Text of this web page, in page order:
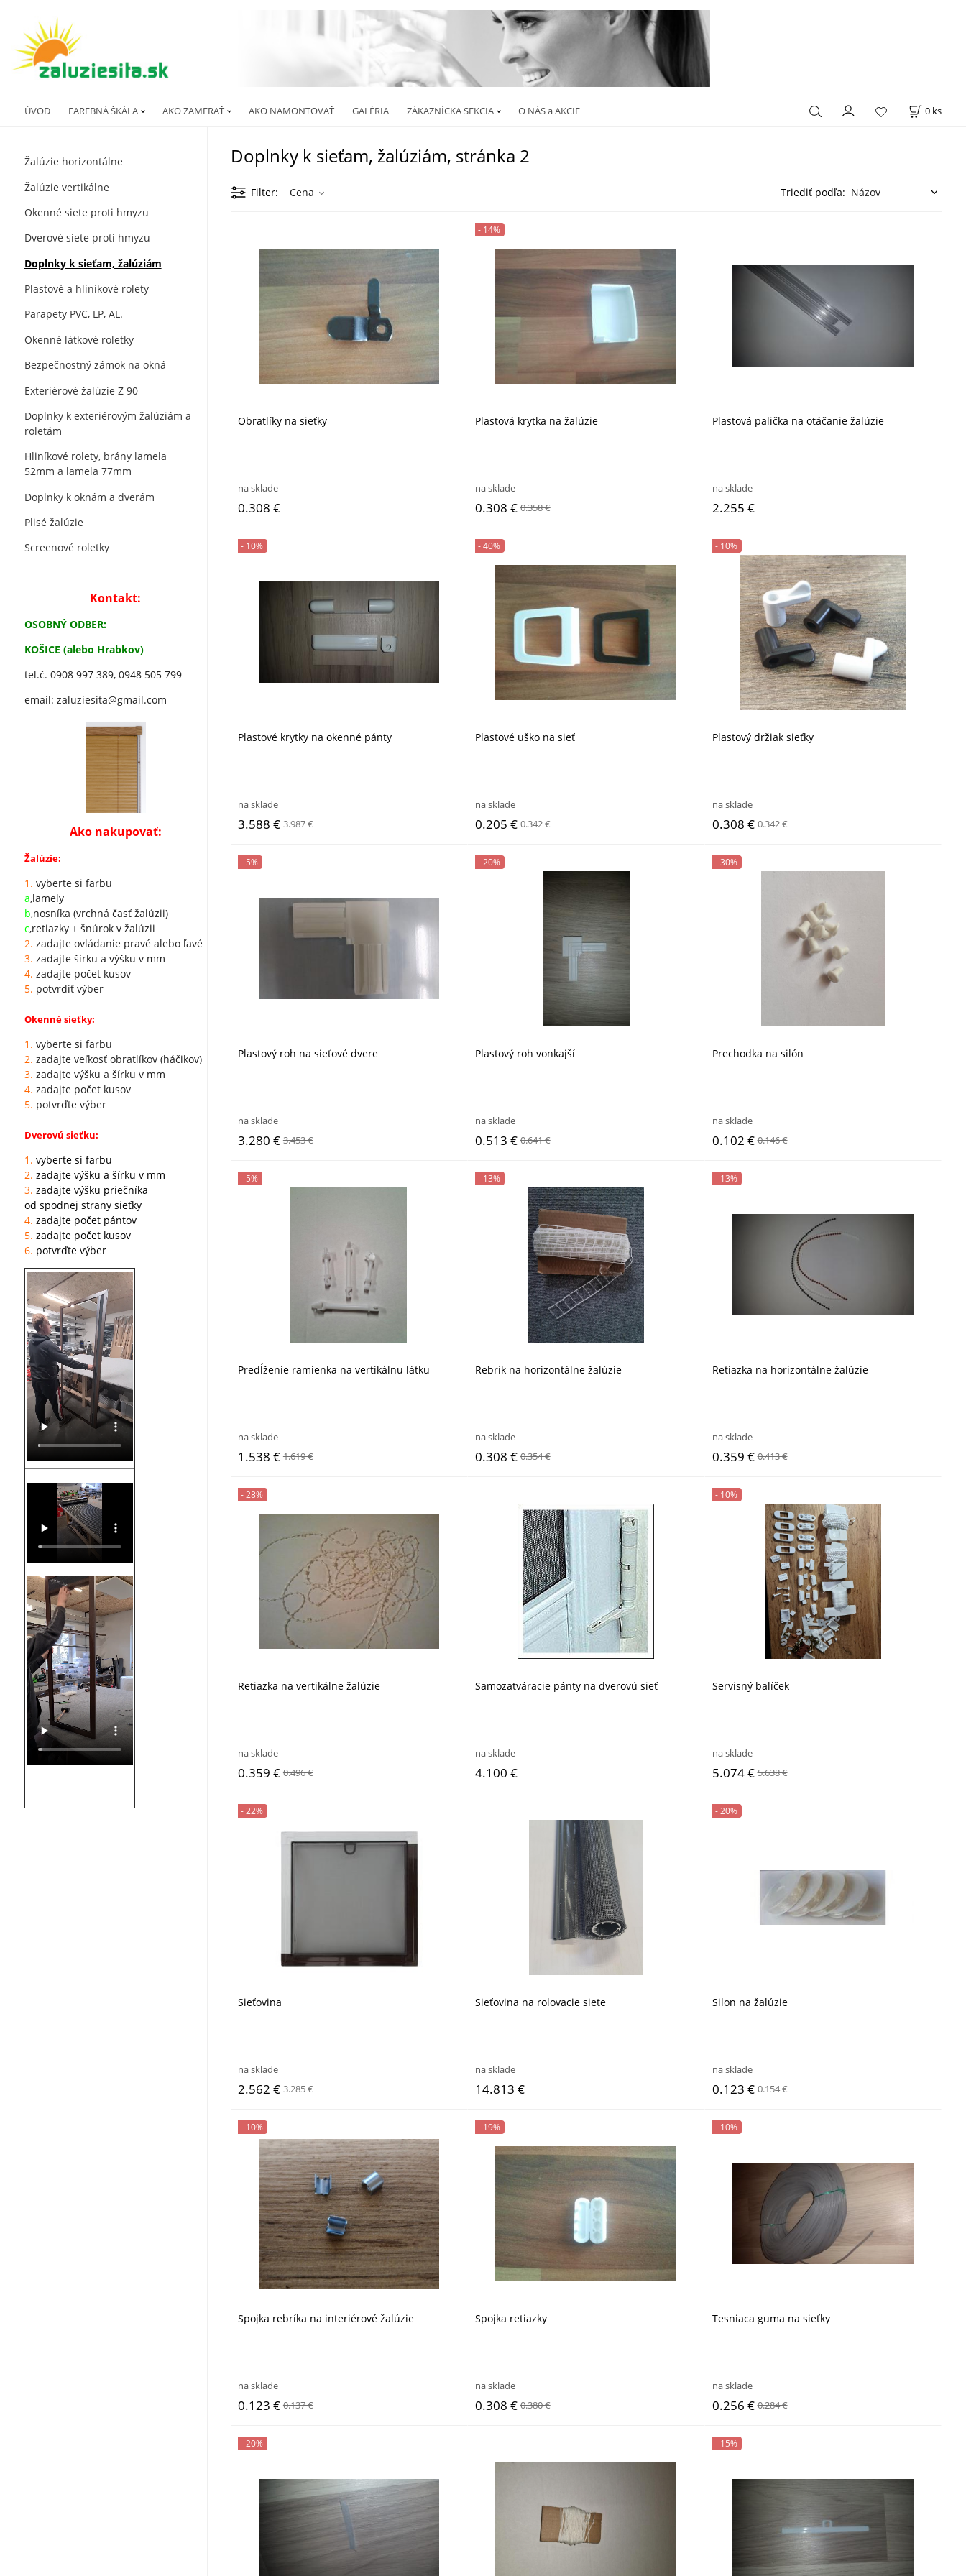
ÚVOD FAREBNÁ ŠKÁLA AKO ZAMERAŤ AKO NAMONTOVAŤ GALÉRIA ZÁKAZNÍCKA SEKCIA O NÁS a AKCIE 0 ks
Žalúzie horizontálne
Žalúzie vertikálne
Okenné siete proti hmyzu
Dverové siete proti hmyzu
Doplnky k sieťam, žalúziám
Plastové a hliníkové rolety
Parapety PVC, LP, AL.
Okenné látkové roletky
Bezpečnostný zámok na okná
Exteriérové žalúzie Z 90
Doplnky k exteriérovým žalúziám a
roletám
Hliníkové rolety, brány lamela
52mm a lamela 77mm
Doplnky k oknám a dverám
Plisé žalúzie
Screenové roletky
Kontakt:
OSOBNÝ ODBER:
KOŠICE (alebo Hrabkov)
tel.č. 0908 997 389, 0948 505 799
email: zaluziesita@gmail.com
Ako nakupovať:
Žalúzie:
1. vyberte si farbu
a,lamely
b,nosníka (vrchná časť žalúzii)
c,retiazky + šnúrok v žalúzii
2. zadajte ovládanie pravé alebo ľavé
3. zadajte šírku a výšku v mm
4. zadajte počet kusov
5. potvrdiť výber
Okenné sieťky:
1. vyberte si farbu
2. zadajte veľkosť obratlíkov (háčikov)
3. zadajte výšku a šírku v mm
4. zadajte počet kusov
5. potvrďte výber
Dverovú sieťku:
1. vyberte si farbu
2. zadajte výšku a šírku v mm
3. zadajte výšku priečníka
od spodnej strany sieťky
4. zadajte počet pántov
5. zadajte počet kusov
6. potvrďte výber
Doplnky k sieťam, žalúziám, stránka 2
Filter Cena Triediť podľa:
Obratlíky na sieťky
na sklade
0.308 €
Plastová krytka na žalúzie
- 14%
na sklade
0.308 € 0.358 €
Plastová palička na otáčanie žalúzie
na sklade
2.255 €
Plastové krytky na okenné pánty
- 10%
na sklade
3.588 € 3.987 €
Plastové uško na sieť
- 40%
na sklade
0.205 € 0.342 €
Plastový držiak sieťky
- 10%
na sklade
0.308 € 0.342 €
Plastový roh na sieťové dvere
- 5%
na sklade
3.280 € 3.453 €
Plastový roh vonkajší
- 20%
na sklade
0.513 € 0.641 €
Prechodka na silón
- 30%
na sklade
0.102 € 0.146 €
Predĺženie ramienka na vertikálnu látku
- 5%
na sklade
1.538 € 1.619 €
Rebrík na horizontálne žalúzie
- 13%
na sklade
0.308 € 0.354 €
Retiazka na horizontálne žalúzie
- 13%
na sklade
0.359 € 0.413 €
Retiazka na vertikálne žalúzie
- 28%
na sklade
0.359 € 0.496 €
Samozatváracie pánty na dverovú sieť
na sklade
4.100 €
Servisný balíček
- 10%
na sklade
5.074 € 5.638 €
Sieťovina
- 22%
na sklade
2.562 € 3.285 €
Sieťovina na rolovacie siete
na sklade
14.813 €
Silon na žalúzie
- 20%
na sklade
0.123 € 0.154 €
Spojka rebríka na interiérové žalúzie
- 10%
na sklade
0.123 € 0.137 €
Spojka retiazky
- 19%
na sklade
0.308 € 0.380 €
Tesniaca guma na sieťky
- 10%
na sklade
0.256 € 0.284 €
- 20% - 15%